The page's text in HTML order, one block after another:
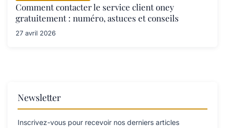
Comment contacter le service client oney
gratuitement : numéro, astuces et conseils
27 avril 2026
Newsletter
Inscrivez-vous pour recevoir nos derniers articles